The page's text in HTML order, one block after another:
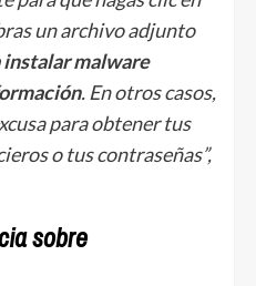
un archivo adjunto
instalar malware
. En otros casos,
para obtener tus
o tus contraseñas”,
sobre